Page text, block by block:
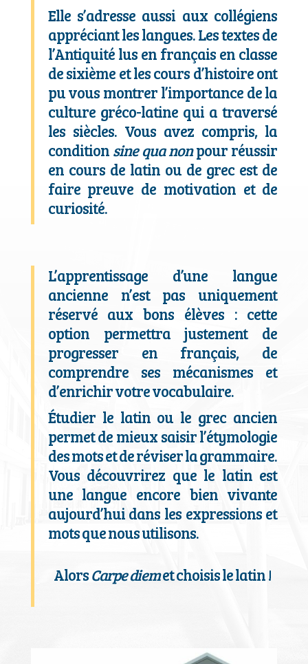
Elle s’adresse aussi aux collégiens
appréciant les langues. Les textes de
l’Antiquité lus en français en classe
de sixième et les cours d’histoire ont
pu vous montrer l’importance de la
culture gréco-latine qui a traversé
les siècles. Vous avez compris, la
condition sine qua nonpour réussir
en cours de latin ou de grec est de
faire preuve de motivation et de
curiosité.
L’apprentissage d’une langue
ancienne n’est pas uniquement
réservé aux bons élèves : cette
option permettra justement de
progresser en français, de
comprendre ses mécanismes et
d’enrichir votre vocabulaire.
Étudier le latin ou le grec ancien
permet de mieux saisir l’étymologie
des mots et de réviser la grammaire.
Vous découvrirez que le latin est
une langue encore bien vivante
aujourd’hui dans les expressions et
mots que nous utilisons.
AlorsCarpe diemet choisis le latin !